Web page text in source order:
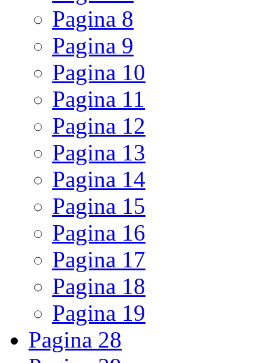
Pagina 8
Pagina 9
Pagina 10
Pagina 11
Pagina 12
Pagina 13
Pagina 14
Pagina 15
Pagina 16
Pagina 17
Pagina 18
Pagina 19
Pagina 28